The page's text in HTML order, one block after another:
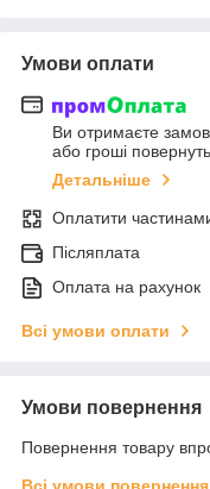
Умови оплати
Ви отримаєте
або гроші
Детальніше
Оплатити
Післяплата
Оплата на рахунок
Всі умови оплати
Умови повернення
Повернення товару